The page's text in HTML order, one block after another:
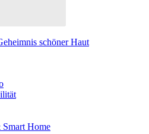
schöner Haut
Smart Home